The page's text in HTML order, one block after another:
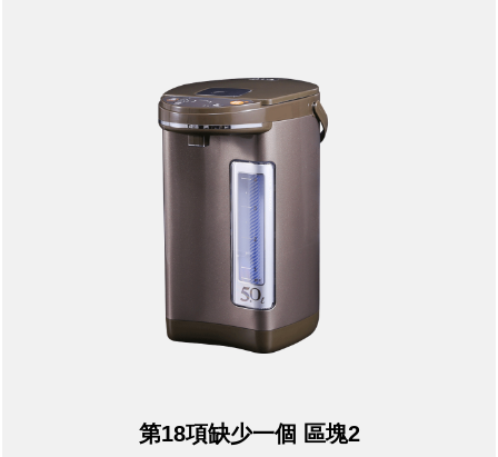
第18項缺少一個 區塊2